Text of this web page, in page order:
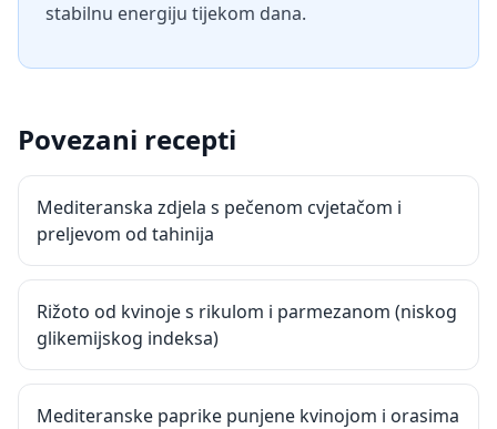
stabilnu energiju tijekom dana.
Povezani recepti
Mediteranska zdjela s pečenom cvjetačom i
preljevom od tahinija
Rižoto od kvinoje s rikulom i parmezanom (niskog
glikemijskog indeksa)
Mediteranske paprike punjene kvinojom i orasima